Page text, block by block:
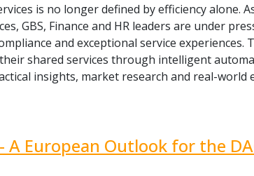
is no longer defined by efficiency alone.
GBS, Finance and HR leaders are under
and exceptional service
shared services through intelligent
insights, market research and real-world
A European Outlook for the